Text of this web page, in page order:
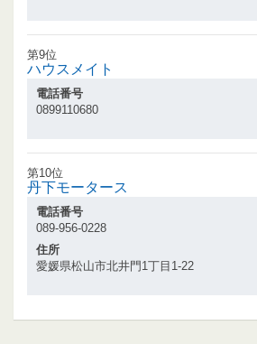
第9位
ハウスメイト
電話番号
0899110680
第10位
丹下モータース
電話番号
089-956-0228
住所
愛媛県松山市北井門1丁目1-22